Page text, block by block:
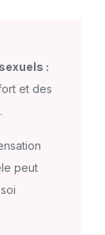
:
et des
peut